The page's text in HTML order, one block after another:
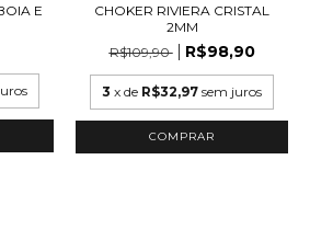
E
CHOKER RIVIERA CRISTAL
2MM
R$109,90
R$98,90
3 x de R$32,97 sem juros
COMPRAR